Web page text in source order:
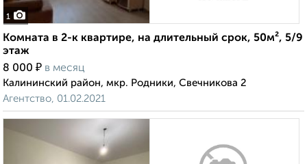
1
Комната в 2-к квартире, на длительный срок, 50м², 5/9
этаж
8 000 ₽ в месяц
Калининский район, мкр. Родники, Свечникова 2
Агентство, 01.02.2021